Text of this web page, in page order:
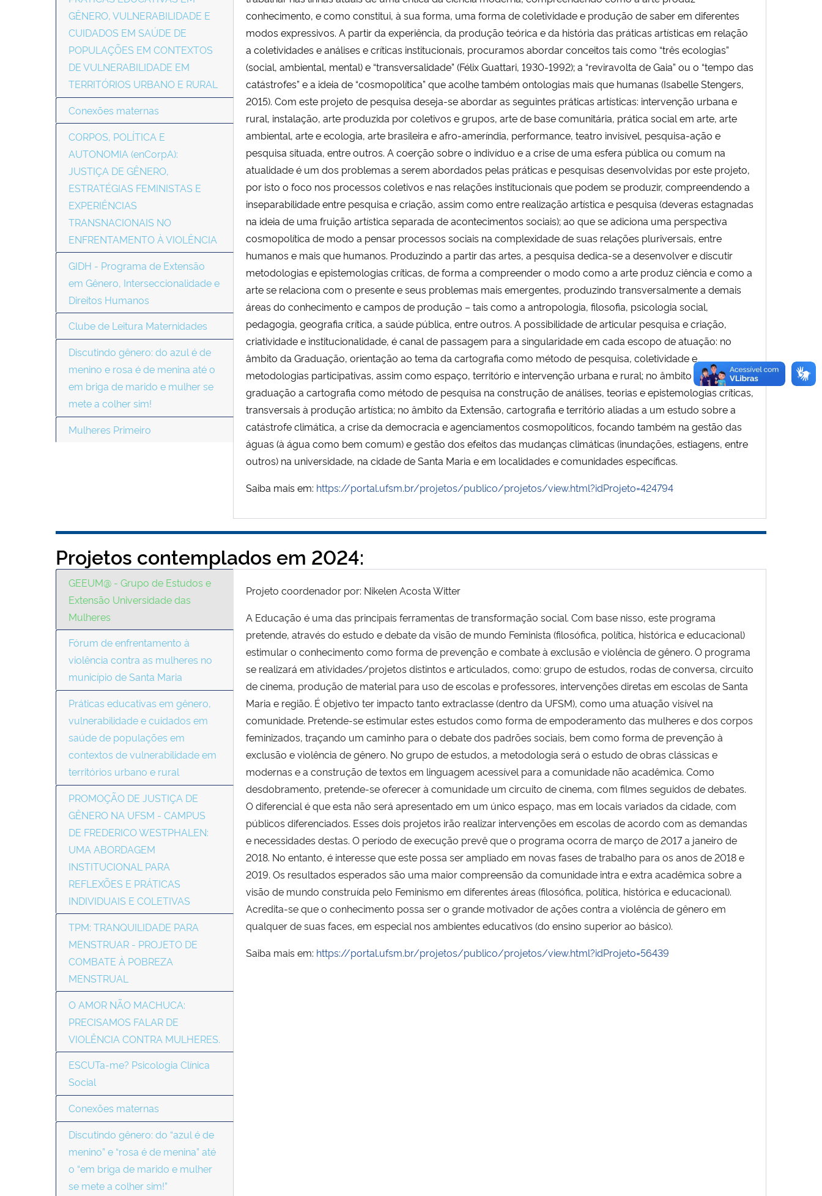
GÊNERO, VULNERABILIDADE E
CUIDADOS EM SAÚDE DE
POPULAÇÕES EM CONTEXTOS
DE VULNERABILIDADE EM
TERRITÓRIOS URBANO E RURAL
Conexões maternas
CORPOS, POLÍTICA E
AUTONOMIA (enCorpA):
JUSTIÇA DE GÊNERO,
ESTRATÉGIAS FEMINISTAS E
EXPERIÊNCIAS
TRANSNACIONAIS NO
ENFRENTAMENTO À VIOLÊNCIA
GIDH - Programa de Extensão
em Gênero, Interseccionalidade e
Direitos Humanos
Clube de Leitura Maternidades
Discutindo gênero: do azul é de
menino e rosa é de menina até o
em briga de marido e mulher se
mete a colher sim!
Mulheres Primeiro
conhecimento, e como constitui, à sua forma, uma forma de coletividade e produção de saber em diferentes
modos expressivos. A partir da experiência, da produção teórica e da história das práticas artísticas em relação
a coletividades e análises e críticas institucionais, procuramos abordar conceitos tais como “três ecologias”
(social, ambiental, mental) e “transversalidade” (Félix Guattari, 1930-1992); a “reviravolta de Gaia” ou o “tempo das
catástrofes” e a ideia de “cosmopolítica” que acolhe também ontologias mais que humanas (Isabelle Stengers,
2015). Com este projeto de pesquisa deseja-se abordar as seguintes práticas artísticas: intervenção urbana e
rural, instalação, arte produzida por coletivos e grupos, arte de base comunitária, prática social em arte, arte
ambiental, arte e ecologia, arte brasileira e afro-ameríndia, performance, teatro invisível, pesquisa-ação e
pesquisa situada, entre outros. A coerção sobre o indivíduo e a crise de uma esfera pública ou comum na
atualidade é um dos problemas a serem abordados pelas práticas e pesquisas desenvolvidas por este projeto,
por isto o foco nos processos coletivos e nas relações institucionais que podem se produzir, compreendendo a
inseparabilidade entre pesquisa e criação, assim como entre realização artística e pesquisa (deveras estagnadas
na ideia de uma fruição artística separada de acontecimentos sociais); ao que se adiciona uma perspectiva
cosmopolítica de modo a pensar processos sociais na complexidade de suas relações pluriversais, entre
humanos e mais que humanos. Produzindo a partir das artes, a pesquisa dedica-se a desenvolver e discutir
metodologias e epistemologias críticas, de forma a compreender o modo como a arte produz ciência e como a
arte se relaciona com o presente e seus problemas mais emergentes, produzindo transversalmente a demais
áreas do conhecimento e campos de produção – tais como a antropologia, filosofia, psicologia social,
pedagogia, geografia crítica, a saúde pública, entre outros. A possibilidade de articular pesquisa e criação,
criatividade e institucionalidade, é canal de passagem para a singularidade em cada escopo de atuação: no
âmbito da Graduação, orientação ao tema da cartografia como método de pesquisa, coletividade e
metodologias participativas, assim como espaço, território e intervenção urbana e rural; no âmbito da Pós-
graduação a cartografia como método de pesquisa na construção de análises, teorias e epistemologias críticas,
transversais à produção artística; no âmbito da Extensão, cartografia e território aliadas a um estudo sobre a
catástrofe climática, a crise da democracia e agenciamentos cosmopolíticos, focando também na gestão das
águas (à água como bem comum) e gestão dos efeitos das mudanças climáticas (inundações, estiagens, entre
outros) na universidade, na cidade de Santa Maria e em localidades e comunidades específicas.
Saiba mais em: https://portal.ufsm.br/projetos/publico/projetos/view.html?idProjeto=424794
Projetos contemplados em 2024:
GEEUM@ - Grupo de Estudos e
Extensão Universidade das
Mulheres
Fórum de enfrentamento à
violência contra as mulheres no
município de Santa Maria
Práticas educativas em gênero,
vulnerabilidade e cuidados em
saúde de populações em
contextos de vulnerabilidade em
territórios urbano e rural
PROMOÇÃO DE JUSTIÇA DE
GÊNERO NA UFSM - CAMPUS
DE FREDERICO WESTPHALEN:
UMA ABORDAGEM
INSTITUCIONAL PARA
REFLEXÕES E PRÁTICAS
INDIVIDUAIS E COLETIVAS
TPM: TRANQUILIDADE PARA
MENSTRUAR - PROJETO DE
COMBATE À POBREZA
MENSTRUAL
O AMOR NÃO MACHUCA:
PRECISAMOS FALAR DE
VIOLÊNCIA CONTRA MULHERES.
ESCUTa-me? Psicologia Clínica
Social
Conexões maternas
Discutindo gênero: do “azul é de
menino” e “rosa é de menina” até
o “em briga de marido e mulher
se mete a colher sim!”
Projeto coordenador por: Nikelen Acosta Witter
A Educação é uma das principais ferramentas de transformação social. Com base nisso, este programa
pretende, através do estudo e debate da visão de mundo Feminista (filosófica, política, histórica e educacional)
estimular o conhecimento como forma de prevenção e combate à exclusão e violência de gênero. O programa
se realizará em atividades/projetos distintos e articulados, como: grupo de estudos, rodas de conversa, circuito
de cinema, produção de material para uso de escolas e professores, intervenções diretas em escolas de Santa
Maria e região. É objetivo ter impacto tanto extraclasse (dentro da UFSM), como uma atuação visível na
comunidade. Pretende-se estimular estes estudos como forma de empoderamento das mulheres e dos corpos
feminizados, traçando um caminho para o debate dos padrões sociais, bem como forma de prevenção à
exclusão e violência de gênero. No grupo de estudos, a metodologia será o estudo de obras clássicas e
modernas e a construção de textos em linguagem acessível para a comunidade não acadêmica. Como
desdobramento, pretende-se oferecer à comunidade um circuito de cinema, com filmes seguidos de debates.
O diferencial é que esta não será apresentado em um único espaço, mas em locais variados da cidade, com
públicos diferenciados. Esses dois projetos irão realizar intervenções em escolas de acordo com as demandas
e necessidades destas. O período de execução prevê que o programa ocorra de março de 2017 a janeiro de
2018. No entanto, é interesse que este possa ser ampliado em novas fases de trabalho para os anos de 2018 e
2019. Os resultados esperados são uma maior compreensão da comunidade intra e extra acadêmica sobre a
visão de mundo construída pelo Feminismo em diferentes áreas (filosófica, política, histórica e educacional).
Acredita-se que o conhecimento possa ser o grande motivador de ações contra a violência de gênero em
qualquer de suas faces, em especial nos ambientes educativos (do ensino superior ao básico).
Saiba mais em: https://portal.ufsm.br/projetos/publico/projetos/view.html?idProjeto=56439